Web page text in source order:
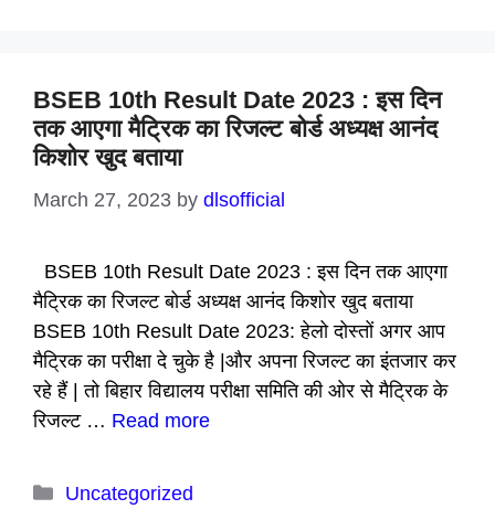
BSEB 10th Result Date 2023 : इस दिन
तक आएगा मैट्रिक का रिजल्ट बोर्ड अध्यक्ष आनंद
किशोर खुद बताया
March 27, 2023 by dlsofficial
BSEB 10th Result Date 2023 : इस दिन तक आएगा
मैट्रिक का रिजल्ट बोर्ड अध्यक्ष आनंद किशोर खुद बताया
BSEB 10th Result Date 2023: हेलो दोस्तों अगर आप
मैट्रिक का परीक्षा दे चुके है |और अपना रिजल्ट का इंतजार कर
रहे हैं | तो बिहार विद्यालय परीक्षा समिति की ओर से मैट्रिक के
रिजल्ट … Read more
Categories
Uncategorized